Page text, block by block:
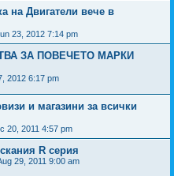
на Двигатели вече в
23, 2012 7:14 pm
ЗА ПОВЕЧЕТО МАРКИ
2012 6:17 pm
и магазини за всички
20, 2011 4:57 pm
R серия
29, 2011 9:00 am